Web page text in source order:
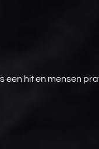
een hit en mensen